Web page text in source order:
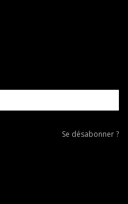
Se
Se désabonner ?